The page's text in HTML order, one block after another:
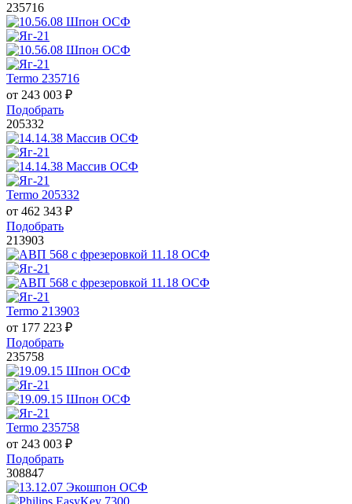
235716
Termo 235716
от 243 003 ₽
Подобрать
205332
Termo 205332
от 462 343 ₽
Подобрать
213903
Termo 213903
от 177 223 ₽
Подобрать
235758
Termo 235758
от 243 003 ₽
Подобрать
308847